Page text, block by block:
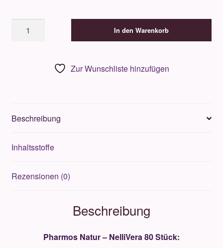
Natur
In den Warenkorb
Zur Wunschliste hinzufügen
Beschreibung
Inhaltsstoffe
Rezensionen (0)
Beschreibung
Pharmos Natur – NelliVera 80 Stück: